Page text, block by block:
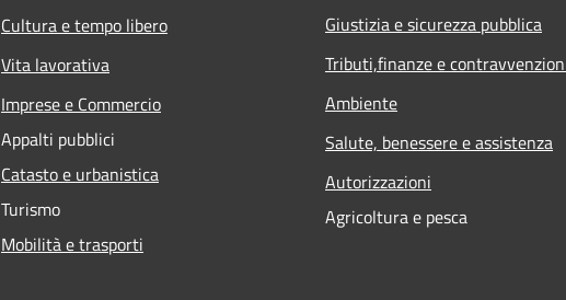
Cultura e tempo libero
Vita lavorativa
Imprese e Commercio
Appalti pubblici
Catasto e urbanistica
Turismo
Mobilità e trasporti
Giustizia e sicurezza pubblica
Tributi,finanze e
Ambiente
Salute, benessere e assistenza
Autorizzazioni
Agricoltura e pesca